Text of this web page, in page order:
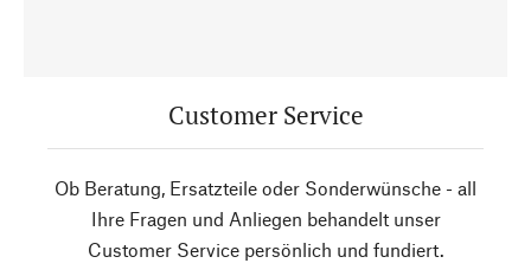
Customer Service
Ob Beratung, Ersatzteile oder Sonderwünsche - all
Ihre Fragen und Anliegen behandelt unser
Customer Service persönlich und fundiert.